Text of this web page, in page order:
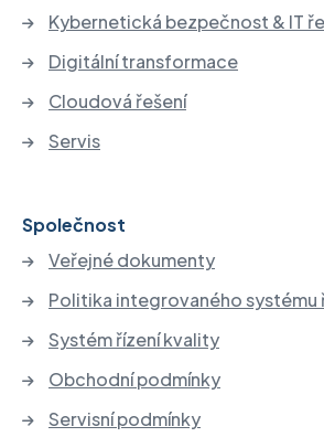
Kybernetická bezpečnost & IT
Digitální transformace
Cloudová řešení
Servis
Společnost
Veřejné dokumenty
Politika integrovaného systému
Systém řízení kvality
Obchodní podmínky
Servisní podmínky